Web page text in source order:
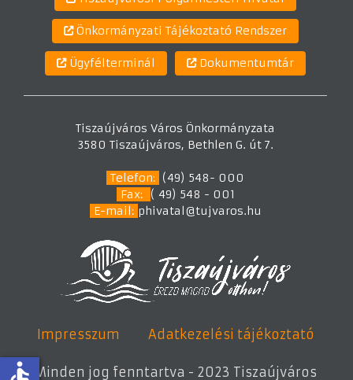
Önkormányzati Tájékoztató Rendszer
Ügyfélterminál Dokumentumtár
Tiszaújváros Város Önkormányzata
3580 Tiszaújváros, Bethlen G. út 7.
Telefon: (49) 548- 000
Fax: ( 49) 548 - 001
E-mail: phivatal@tujvaros.hu
Impresszum Adatkezelési tájékoztató
Minden jog fenntartva - 2023 Tiszaújváros